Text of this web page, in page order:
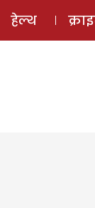
ऑडियो
हेल्थ